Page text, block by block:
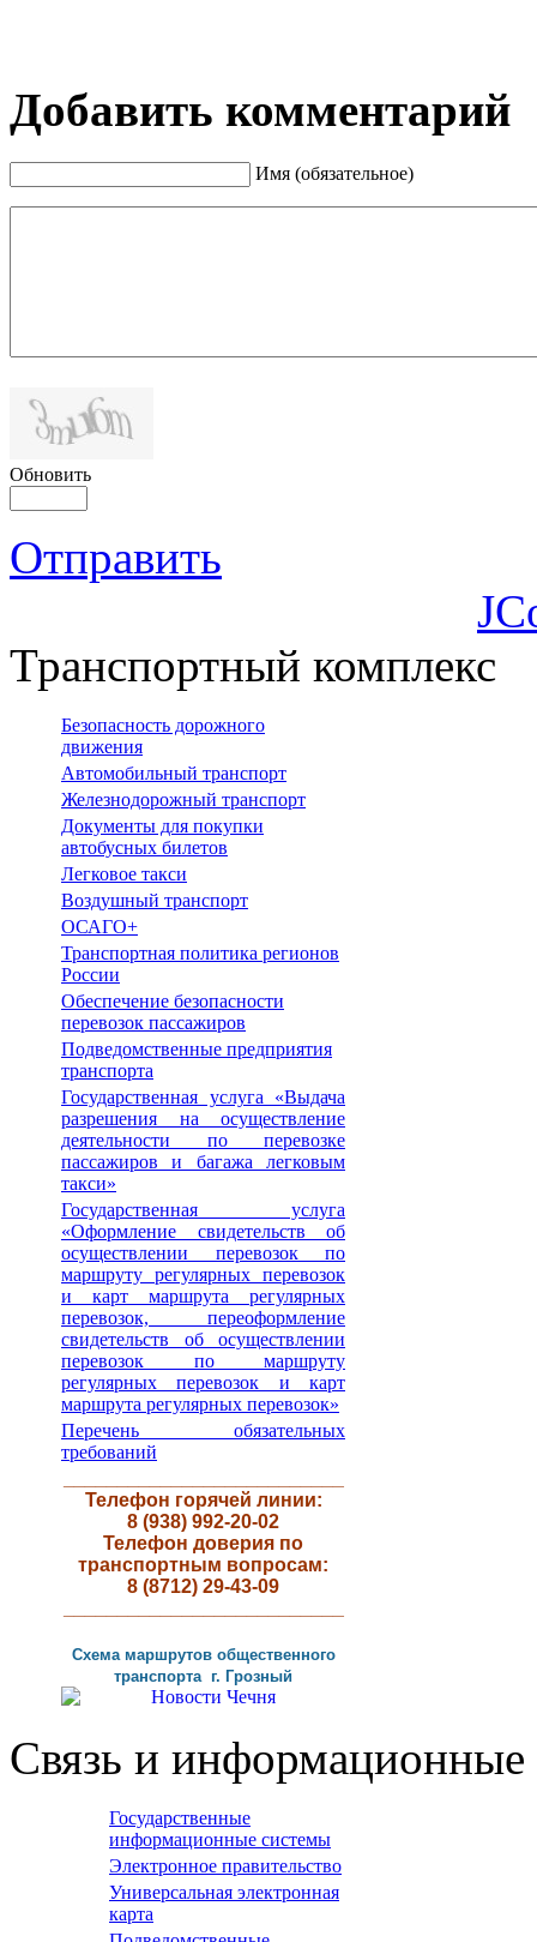
Добавить комментарий
Имя (обязательное)
Обновить
Отправить
Транспортный комплекс
Безопасность дорожного
движения
Автомобильный транспорт
Железнодорожный транспорт
Документы для покупки
автобусных билетов
Легковое такси
Воздушный транспорт
ОСАГО+
Транспортная политика регионов
России
Обеспечение безопасности
перевозок пассажиров
Подведомственные предприятия
транспорта
Государственная услуга «Выдача
разрешения на осуществление
деятельности по перевозке
пассажиров и багажа легковым
такси»
Государственная услуга
«Оформление свидетельств об
осуществлении перевозок по
маршруту регулярных перевозок
и карт маршрута регулярных
перевозок, переоформление
свидетельств об осуществлении
перевозок по маршруту
регулярных перевозок и карт
маршрута регулярных перевозок»
Перечень обязательных
требований
Телефон горячей линии:
8 (938) 992-20-02
Телефон доверия по
транспортным вопросам:
8 (8712) 29-43-09
Схема маршрутов общественного
транспорта г. Грозный
Связь и информационные
Государственные
информационные системы
Электронное правительство
Универсальная электронная
карта